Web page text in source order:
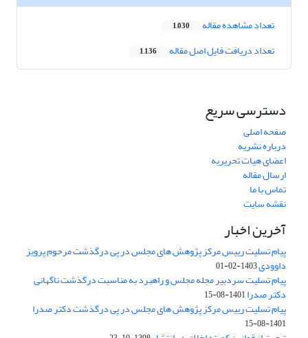
تعداد مشاهده مقاله 1,030
تعداد دریافت فایل اصل مقاله 1,136
دسترسی سریع
صفحه اصلی
درباره نشریه
اعضای هیات تحریریه
ارسال مقاله
تماس با ما
نقشه سایت
آخرین اخبار
پیام تسلیت رییس مرکز پژوهش های مجلس در پی درگذشت مرحوم پرویز
داوودی1403-02-01
پیام تسلیت سردبیر مجله مجلس و راهبرد به مناسبت درگذشت ناگهانی
دکتر صدرا1401-08-15
پیام تسلیت رییس مرکز پژوهش های مجلس در پی درگذشت دکتر صدرا
1401-08-15